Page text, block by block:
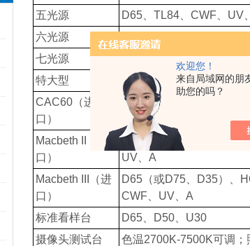
欢迎您！
来自局域网的朋
助您的吗？
五光源
D65 、TL84、CWF、UV
六光源
、TL84、CWF、
七光源
D65、TL84、CWF、
特大型
D65、TL84、CWF、
CAC60（进
口）
D65、TL84、UV、F
Macbeth II（
进
口）
D65（ 或D75、D35）、
UV、A
Macbeth III（进
口）
D65（或D75、D35）、
CWF、UV、A
标准看样台 D65 、D50、U30
摄像头测试台
色温2700K-7500K可调；